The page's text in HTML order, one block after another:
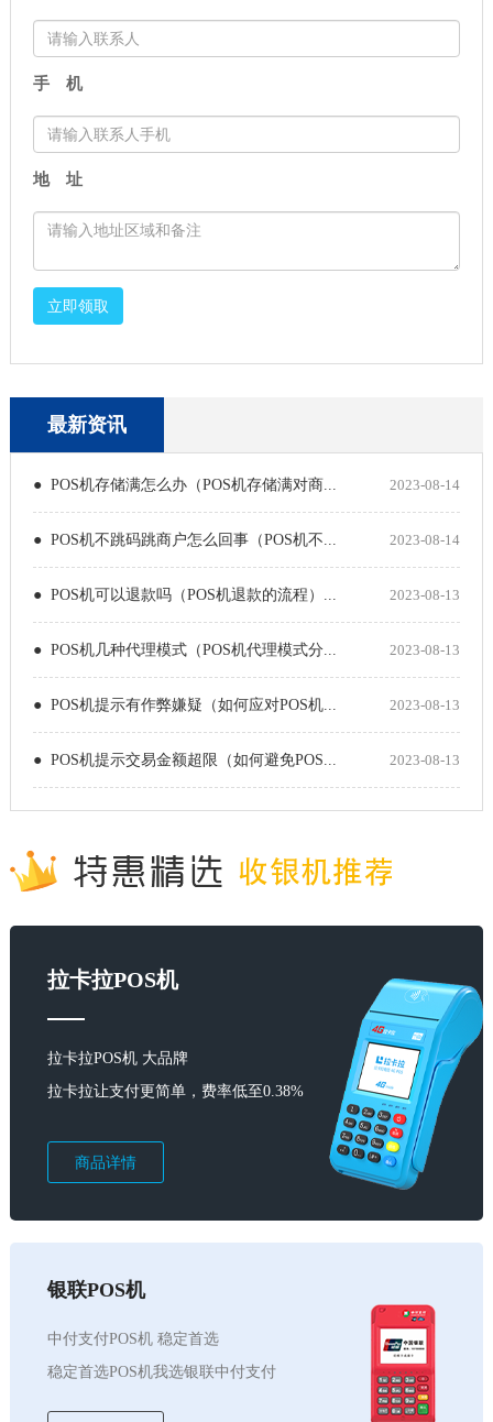
手 机
地 址
立即领取
最新资讯
● POS机存储满怎么办（POS机存储满对商... 2023-08-14
● POS机不跳码跳商户怎么回事（POS机不... 2023-08-14
● POS机可以退款吗（POS机退款的流程）... 2023-08-13
● POS机几种代理模式（POS机代理模式分... 2023-08-13
● POS机提示有作弊嫌疑（如何应对POS机... 2023-08-13
● POS机提示交易金额超限（如何避免POS... 2023-08-13
拉卡拉POS机
拉卡拉POS机 大品牌
拉卡拉让支付更简单，费率低至0.38%
商品详情
银联POS机
中付支付POS机 稳定首选
稳定首选POS机我选银联中付支付